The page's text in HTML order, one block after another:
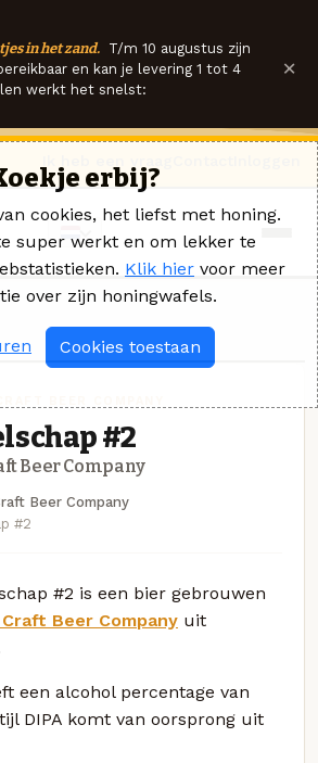
in het zand. T/m 10 augustus zijn
en kan je levering 1 tot 4
werkt het snelst:
×
#2
Beer Company
Beer Company
#2
#2 is een bier gebrouwen
Beer Company uit
een alcohol percentage van
DIPA komt van oorsprong uit
erbij?
cookies, het liefst met honing.
super werkt en om lekker te
Klik hier voor meer
over zijn honingwafels.
Cookies toestaan